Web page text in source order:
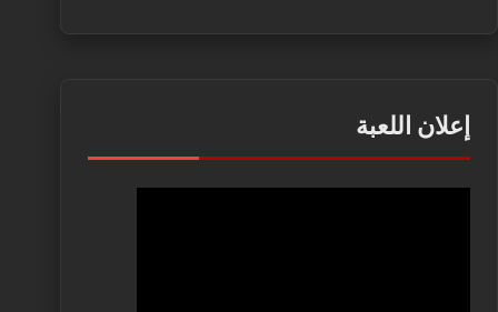
إعلان اللعبة